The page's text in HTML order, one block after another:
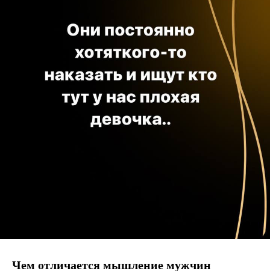
Чем отличается мышление мужчин